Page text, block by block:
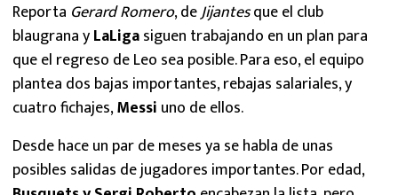
Reporta Gerard Romero, deJijantesque el club
blaugrana yLaLigasiguen trabajando en un plan para
que el regreso de Leo sea posible. Para eso, el equipo
plantea dos bajas importantes, rebajas salariales, y
cuatro fichajes,Messi uno de ellos.
Desde hace un par de meses ya se habla de unas
posibles salidas de jugadores importantes. Por edad,